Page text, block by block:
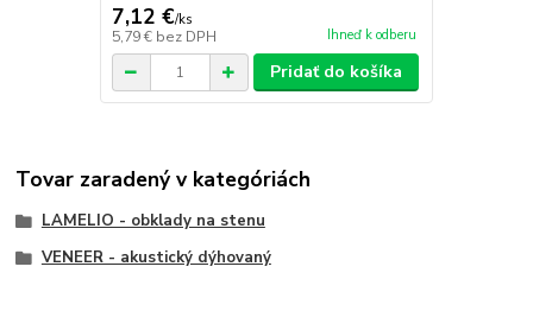
7,12 €/ks
5,79 € bez DPH Ihneď k odberu
Pridať do košíka
Tovar zaradený v kategóriách
LAMELIO - obklady na stenu
VENEER - akustický dýhovaný